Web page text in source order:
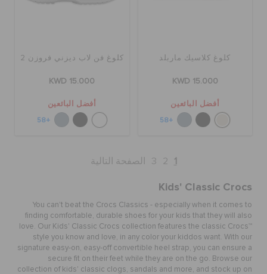
كلوغ كلاسيك ماربلد
KWD 15.000
أفضل البائعين
+58
كلوغ فن لاب ديزني فروزن 2
KWD 15.000
أفضل البائعين
+58
1
2
3 الصفحة التالية
Kids' Classic Crocs
You can't beat the Crocs Classics - especially when it comes to
finding comfortable, durable shoes for your kids that they will also
love. Our Kids' Classic Crocs collection features the classic Crocs™
style you know and love, in any color your kiddos want. With our
signature easy-on, easy-off convertible heel strap, you can ensure a
secure fit on their feet while they are on the go. Browse our
collection of kids' classic clogs, sandals and more, and stock up on